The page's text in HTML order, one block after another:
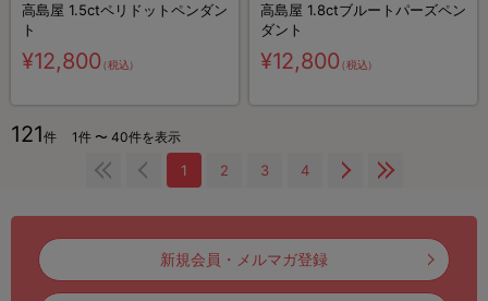
高島屋 1.5ctペリドットペンダン
ト
¥12,800（税込）
高島屋 1.8ctブルートパーズペン
ダント
¥12,800（税込）
121件 1件 〜 40件を表示
1 2 3 4
新規会員・メルマガ登録